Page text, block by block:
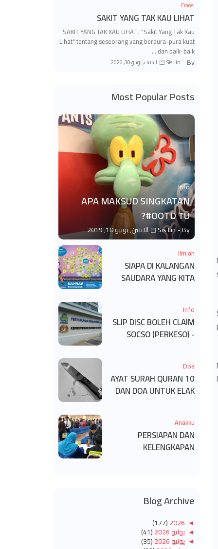
Emosi
SAKIT YANG TAK KAU LIHAT
SAKIT YANG TAK KAU LIHAT . "Sakit Yang Tak Kau
Lihat" tentang seseorang yang berpura-pura kuat
dan baik-baik …
By -
Sis Lin الثلاثاء, يونيو 30, 2026
Most Popular Posts
Info
APA MAKSUD SINGKATAN
#OOTD TU?
By -
Sis Lin الاثنين, يونيو 10, 2019
Ilmiah
SIAPA DI KALANGAN
SAUDARA YANG KITA
Info
SLIP DISC BOLEH CLAIM
SOCSO (PERKESO) -
Doa
10 AYAT SURAH QURAN
DAN DOA UNTUK ELAK
Anakku
PERSIAPAN DAN
KELENGKAPAN
Blog Archive
◄
2026
(177)
◄يوليو 2026 (41)
◄يونيو 2026 (35)